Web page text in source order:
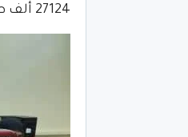
27124 ألف طالب بإجمالي 66754 ألف طالب وطالبة.